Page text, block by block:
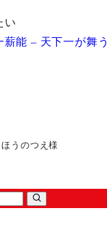
い
能 – 天下一が舞う
ほうのつえ様